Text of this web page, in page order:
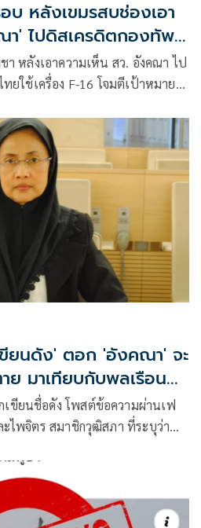
หลังเขมรสบช่องเอา
า' ไปดิสเครดิตกองทัพ
หลังเอาความเห็น สว. อังคณา ไป
ยใช้เครื่อง F-16 โจมตีเป้าหมาย
ติ
ตอก 'อังคณา' จะ
ย มาเทียบกับพลเรือน
ข้อความผ่านเฟ
สภา ที่ระบุว่า